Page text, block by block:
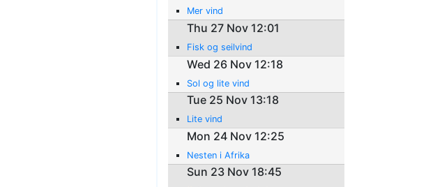
Mer vind
Thu 27 Nov 12:01
Fisk og seilvind
Wed 26 Nov 12:18
Sol og lite vind
Tue 25 Nov 13:18
Lite vind
Mon 24 Nov 12:25
Nesten i Afrika
Sun 23 Nov 18:45